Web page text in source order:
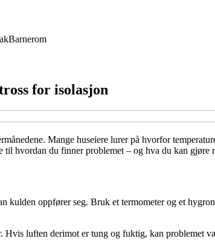
Barnerom
for isolasjon
Mange huseiere lurer på hvorfor
hvordan du finner problemet – og hva du kan gjøre
kulden oppfører seg. Bruk et termometer og et
Hvis luften derimot er tung og fuktig, kan problemet